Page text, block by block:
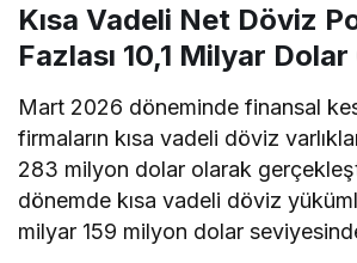
Kısa Vadeli Net Döviz
Fazlası 10,1 Milyar Dolar
Mart 2026 döneminde finansal
firmaların kısa vadeli döviz
283 milyon dolar olarak
dönemde kısa vadeli döviz
milyar 159 milyon dolar